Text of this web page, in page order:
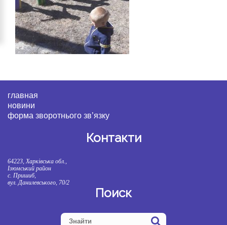
главная
новини
форма зворотнього зв’язку
Контакти
64223, Харківська обл.,
Ізюмський район
с. Пришиб,
вул. Данилевського, 70/2
Поиск